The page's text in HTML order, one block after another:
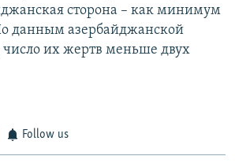
сторона – как минимум
данным азербайджанской
число их жертв меньше двух
Follow us